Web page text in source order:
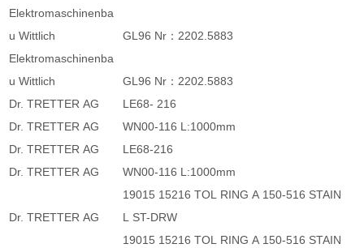
Elektromaschinenba
u Wittlich
GL96 Nr：2202.5883
Elektromaschinenba
u Wittlich
GL96 Nr：2202.5883
Dr. TRETTER AG
LE68- 216
Dr. TRETTER AG
WN00-116 L:1000mm
Dr. TRETTER AG
LE68-216
Dr. TRETTER AG
WN00-116 L:1000mm
Dr. TRETTER AG
19015 15216 TOL RING A 150-516 STAIN
L ST-DRW
19015 15216 TOL RING A 150-516 STAIN